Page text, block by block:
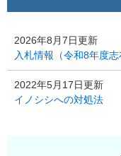
2026年8月7日更新
入札情報（令和8年度
2022年5月17日更新
イノシシへの対処法